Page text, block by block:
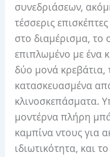
συνεδριάσεων,
τέσσερις
στο διαμέρισμα, το
επιπλωμένο με ένα
δύο μονά κρεβάτια,
κατασκευασμένα
κλινοσκεπάσματα.
μοντέρνα πλήρη
καμπίνα ντους για
ιδιωτικότητα, και